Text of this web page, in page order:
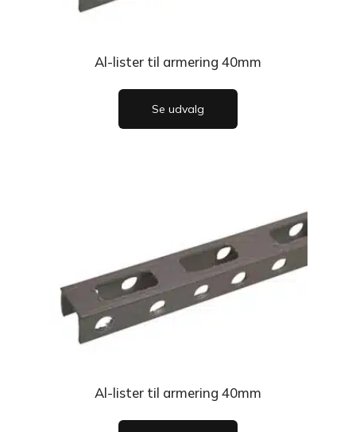
Al-lister til armering 40mm
Se udvalg
Al-lister til armering 40mm